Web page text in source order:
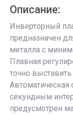
Описание:
Инверторный
предназначен
металла с
Плавная
точно
Автоматическая
секундным
предусмотрен